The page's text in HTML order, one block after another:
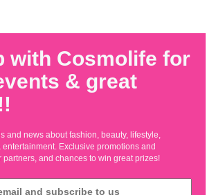
with Cosmolife for
& great
and news about fashion, beauty, lifestyle,
Exclusive promotions and
partners, and chances to win great prizes!